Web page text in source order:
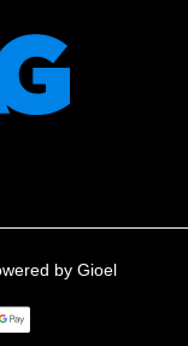
by Gioel